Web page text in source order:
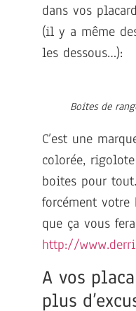
dans vos
(il y a même
les dessous…):
Boites de
C’est une
colorée,
boites pour
forcément
que ça vous
http://
A vos
plus